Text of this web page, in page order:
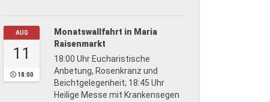
AUG
11
18:00
Monatswallfahrt in Maria
Raisenmarkt
18:00 Uhr Eucharistische
Anbetung, Rosenkranz und
Beichtgelegenheit; 18:45 Uhr
Heilige Messe mit Krankensegen